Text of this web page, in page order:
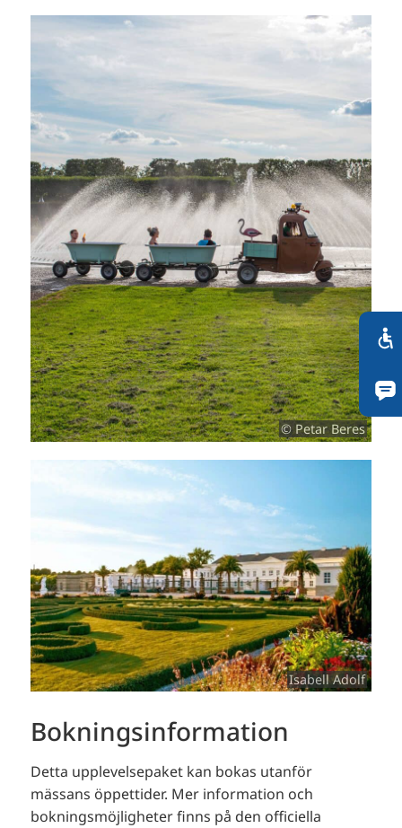
© Petar Beres
Isabell Adolf
Bokningsinformation
Detta upplevelsepaket kan bokas utanför
mässans öppettider. Mer information och
bokningsmöjligheter finns på den officiella